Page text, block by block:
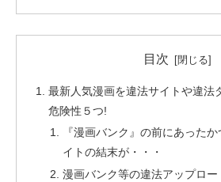
目次
最新人気漫画を違法サイトや違法
危険性５つ!
『漫画バンク』の前にあった
イトの結末が・・・
漫画バンク等の違法アップロ